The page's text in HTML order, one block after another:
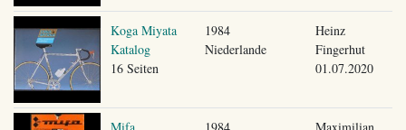
Koga Miyata
Katalog
16 Seiten
1984
Niederlande
Heinz
Fingerhut
01.07.2020
Mifa
1984
Maximilian